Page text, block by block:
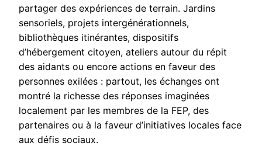
partager des expériences de terrain. Jardins
sensoriels, projets intergénérationnels,
bibliothèques itinérantes, dispositifs
d’hébergement citoyen, ateliers autour du répit
des aidants ou encore actions en faveur des
personnes exilées : partout, les échanges ont
montré la richesse des réponses imaginées
localement par les membres de la FEP, des
partenaires ou à la faveur d’initiatives locales face
aux défis sociaux.